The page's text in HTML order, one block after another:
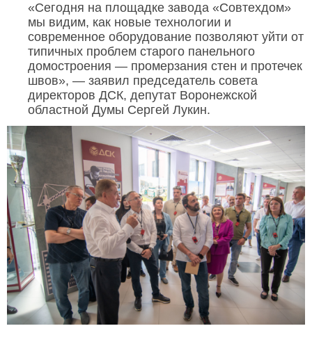
«Сегодня на площадке завода «Совтехдом»
мы видим, как новые технологии и
современное оборудование позволяют уйти от
типичных проблем старого панельного
домостроения — промерзания стен и протечек
швов», — заявил председатель совета
директоров ДСК, депутат Воронежской
областной Думы Сергей Лукин.